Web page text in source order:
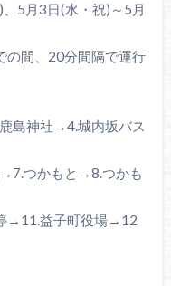
5月3日(水・祝)～5月
の間、20分間隔で運行
島神社→4.城内坂バス
つかもと→8.つかも
→11.益子町役場→12